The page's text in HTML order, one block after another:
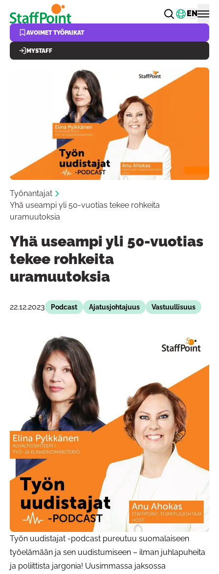
Hyppää pääsisältöön Vaihda
EN
AVOIMET TYÖPAIKAT
MYSTAFF
Työnantajat
Yhä useampi yli 50-vuotias tekee rohkeita
uramuutoksia
Yhä useampi yli 50-vuotias
tekee rohkeita
uramuutoksia
22.12.2023 Podcast Ajatusjohtajuus Vastuullisuus
Työn uudistajat -podcast pureutuu suomalaiseen
työelämään ja sen uudistumiseen – ilman juhlapuheita
ja poliittista jargonia! Uusimmassa jaksossa